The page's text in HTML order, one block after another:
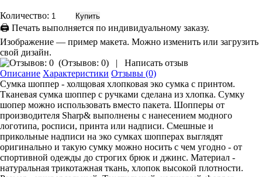
Количество:
🖨 Печать выполняется по индивидуальному заказу.
Изображение — пример макета. Можно изменить или загрузить
свой дизайн.
(Отзывов: 0) |
Написать отзыв
Описание Характеристики Отзывы (0)
Сумка шоппер - холщовая хлопковая эко сумка с принтом.
Тканевая сумка шоппер с ручками сделана из хлопка. Сумку
шопер можно использовать вместо пакета. Шопперы от
производителя Sharp& выполнены с нанесением модного
логотипа, росписи, принта или надписи. Смешные и
прикольные надписи на эко сумках шопперах выглядят
оригинально и такую сумку можно носить с чем угодно - от
спортивной одежды до строгих брюк и джинс. Материал -
натуральная трикотажная ткань, хлопок высокой плотности.